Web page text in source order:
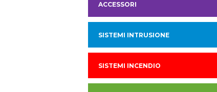
ACCESSORI
SISTEMI INTRUSIONE
SISTEMI INCENDIO